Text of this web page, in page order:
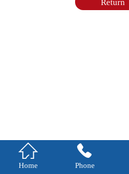
Return

Home

Phone